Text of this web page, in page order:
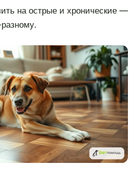
на острые и хронические —